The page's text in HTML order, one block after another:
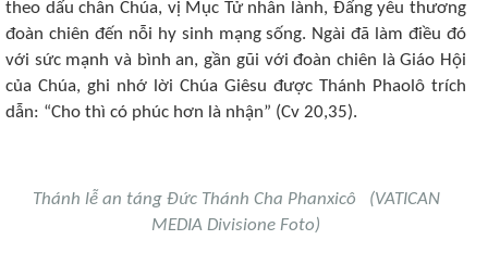
theo dấu chân Chúa, vị Mục Tử nhân lành, Đấng yêu thương
đoàn chiên đến nỗi hy sinh mạng sống. Ngài đã làm điều đó
với sức mạnh và bình an, gần gũi với đoàn chiên là Giáo Hội
của Chúa, ghi nhớ lời Chúa Giêsu được Thánh Phaolô trích
dẫn: “Cho thì có phúc hơn là nhận” (Cv 20,35).
Thánh lễ an táng Đức Thánh Cha Phanxicô (VATICAN
MEDIA Divisione Foto)